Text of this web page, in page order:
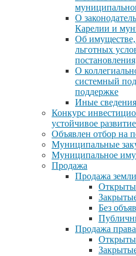
О
Карелии и
Об имуществе,
льготных
О
системный
поддержке
Иные сведения
Конкурс
устойчивое
Объявлен отбор на
Муниципальные
Муниципальное
Продажа
Продажа земли
Без
Продажа